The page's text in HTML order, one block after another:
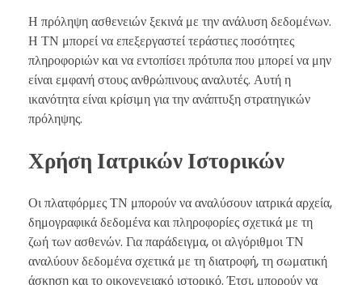
Η πρόληψη ασθενειών ξεκινά με την ανάλυση δεδομένων.
Η ΤΝ μπορεί να επεξεργαστεί τεράστιες ποσότητες
πληροφοριών και να εντοπίσει πρότυπα που μπορεί να μην
είναι εμφανή στους ανθρώπινους αναλυτές. Αυτή η
ικανότητα είναι κρίσιμη για την ανάπτυξη στρατηγικών
πρόληψης.
Χρήση Ιατρικών Ιστορικών
Οι πλατφόρμες ΤΝ μπορούν να αναλύσουν ιατρικά αρχεία,
δημογραφικά δεδομένα και πληροφορίες σχετικά με τη
ζωή των ασθενών. Για παράδειγμα, οι αλγόριθμοι ΤΝ
αναλύουν δεδομένα σχετικά με τη διατροφή, τη σωματική
άσκηση και το οικογενειακό ιστορικό. Έτσι, μπορούν να